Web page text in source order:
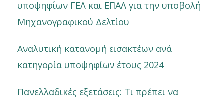
υποψηφίων ΓΕΛ και ΕΠΑΛ για την υποβολή
Μηχανογραφικού Δελτίου
Αναλυτική κατανομή εισακτέων ανά
κατηγορία υποψηφίων έτους 2024
Πανελλαδικές εξετάσεις: Τι πρέπει να